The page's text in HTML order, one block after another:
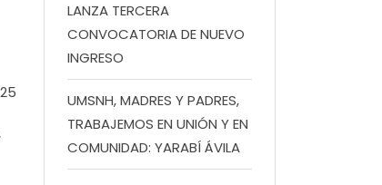
LANZA TERCERA
CONVOCATORIA DE NUEVO
INGRESO
UMSNH, MADRES Y PADRES,
TRABAJEMOS EN UNIÓN Y EN
COMUNIDAD: YARABÍ ÁVILA